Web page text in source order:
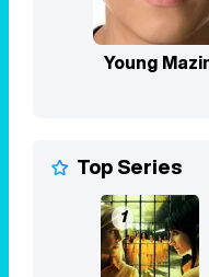
Top Series
1
2